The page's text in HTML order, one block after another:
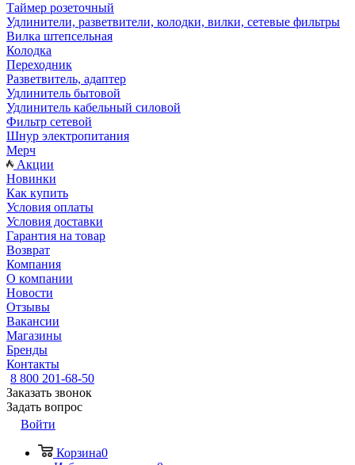
Таймер розеточный
Удлинители, разветвители, колодки, вилки, сетевые фильтры
Вилка штепсельная
Колодка
Переходник
Разветвитель, адаптер
Удлинитель бытовой
Удлинитель кабельный силовой
Фильтр сетевой
Шнур электропитания
Мерч
Акции
Новинки
Как купить
Условия оплаты
Условия доставки
Гарантия на товар
Возврат
Компания
О компании
Новости
Отзывы
Вакансии
Магазины
Бренды
Контакты
8 800 201-68-50
Заказать звонок
Задать вопрос
Войти
Корзина0